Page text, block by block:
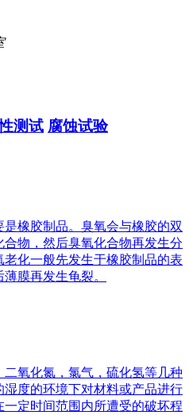
测试 腐蚀试验
橡胶制品。臭氧会与橡胶的双
物，然后臭氧化合物再发生分
化一般先发生于橡胶制品的表
膜再发生龟裂。
氧化氮，氯气，硫化氢等几种
度的环境下对材料或产品进行
定时间范围内所遭受的破坏程